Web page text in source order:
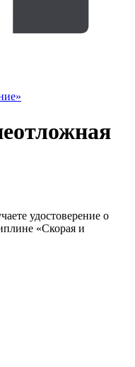
удостоверение о
«Скорая и